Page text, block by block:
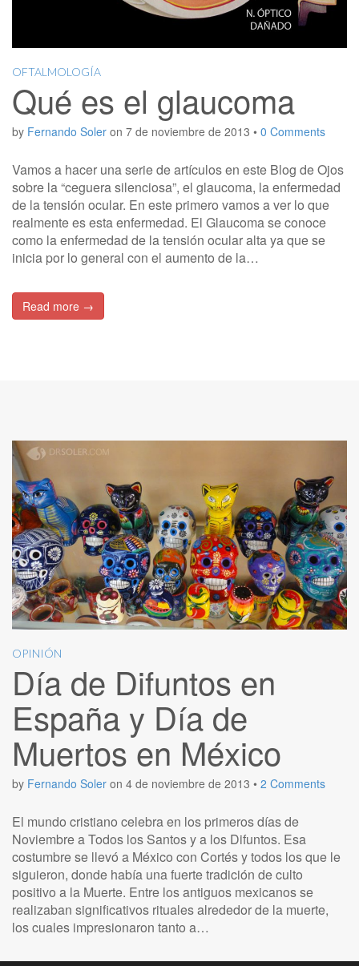
OFTALMOLOGÍA
Qué es el glaucoma
by Fernando Soler on 7 de noviembre de 2013 • 0 Comments
Vamos a hacer una serie de artículos en este Blog de Ojos
sobre la “ceguera silenciosa”, el glaucoma, la enfermedad
de la tensión ocular. En este primero vamos a ver lo que
realmente es esta enfermedad. El Glaucoma se conoce
como la enfermedad de la tensión ocular alta ya que se
inicia por lo general con el aumento de la…
Read more →
OPINIÓN
Día de Difuntos en
España y Día de
Muertos en México
by Fernando Soler on 4 de noviembre de 2013 • 2 Comments
El mundo cristiano celebra en los primeros días de
Noviembre a Todos los Santos y a los Difuntos. Esa
costumbre se llevó a México con Cortés y todos los que le
siguieron, donde había una fuerte tradición de culto
positivo a la Muerte. Entre los antiguos mexicanos se
realizaban significativos rituales alrededor de la muerte,
los cuales impresionaron tanto a…